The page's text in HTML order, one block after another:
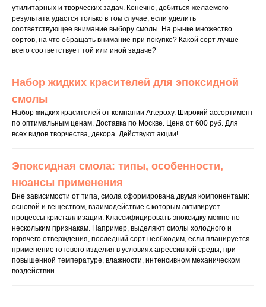
утилитарных и творческих задач. Конечно, добиться желаемого
результата удастся только в том случае, если уделить
соответствующее внимание выбору смолы. На рынке множество
сортов, на что обращать внимание при покупке? Какой сорт лучше
всего соответствует той или иной задаче?
Набор жидких красителей для эпоксидной
смолы
Набор жидких красителей от компании Artepoxy. Широкий ассортимент
по оптимальным ценам. Доставка по Москве. Цена от 600 руб. Для
всех видов творчества, декора. Действуют акции!
Эпоксидная смола: типы, особенности,
нюансы применения
Вне зависимости от типа, смола сформирована двумя компонентами:
основой и веществом, взаимодействие с которым активирует
процессы кристаллизации. Классифицировать эпоксидку можно по
нескольким признакам. Например, выделяют смолы холодного и
горячего отверждения, последний сорт необходим, если планируется
применение готового изделия в условиях агрессивной среды, при
повышенной температуре, влажности, интенсивном механическом
воздействии.
СТАТЬИ
ОПЛАТА